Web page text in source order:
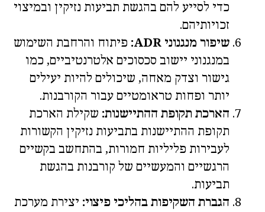
כדי לסייע להם בהגשת תביעות נזיקין ובמיצוי
זכויותיהם.
שיפור מנגנוני ADR:
פיתוח והרחבת השימוש
במנגנוני יישוב סכסוכים אלטרנטיביים, כמו
גישור וצדק מאחה, שיכולים להיות יעילים
יותר ופחות טראומטיים עבור הקורבנות.
הארכת תקופת ההתיישנות: שקילת הארכת
תקופת ההתיישנות בתביעות נזיקין הקשורות
לעבירות פליליות חמורות, בהתחשב בקשיים
הרגשיים והמעשיים של קורבנות בהגשת
תביעות.
הגברת השקיפות בהליכי פיצוי: יצירת מערכת